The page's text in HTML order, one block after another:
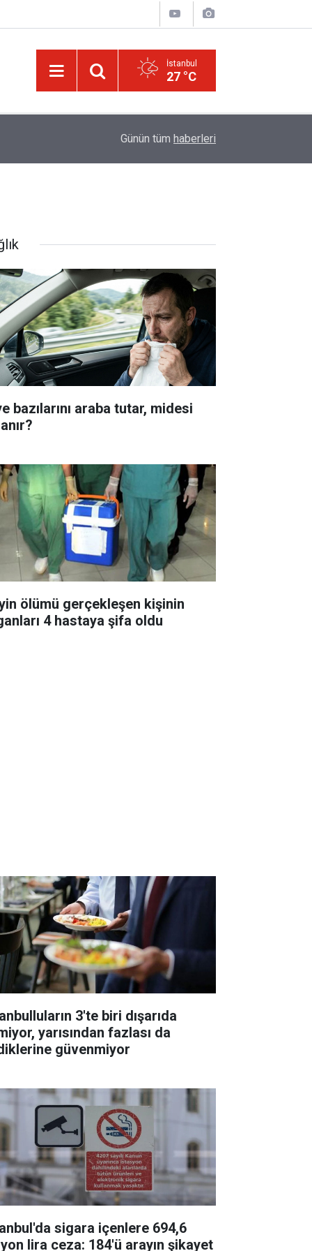
İstanbul
27 °C
Okullarında yapay zeka ile kopyaya karşı
Günün tüm haberleri
bazılarını araba tutar, midesi
ölümü gerçekleşen kişinin
4 hastaya şifa oldu
3'te biri dışarıda
yarısından fazlası da
güvenmiyor
sigara içenlere 694,6
lira ceza: 184'ü arayın şikayet